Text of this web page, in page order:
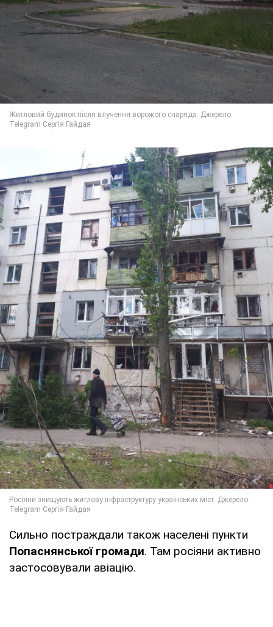
Сильно постраждали також населені пункти
Попаснянської громади. Там росіяни активно
застосовували авіацію.